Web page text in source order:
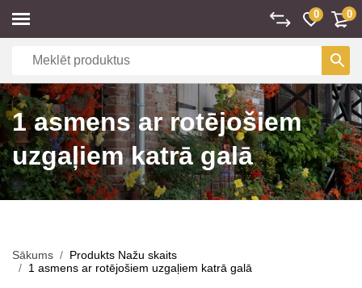
0 0
1 asmens ar rotējošiem
uzgaļiem katrā galā
Sākums
Produkts Nažu skaits
1 asmens ar rotējošiem uzgaļiem katrā galā